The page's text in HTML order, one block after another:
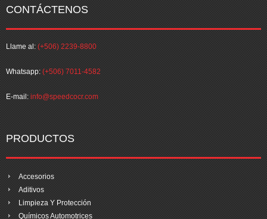
CONTÁCTENOS
Llame al: (+506) 2239-8800
Whatsapp: (+506) 7011-4582
E-mail: info@speedcocr.com
PRODUCTOS
Accesorios
Aditivos
Limpieza Y Protección
Químicos Automotrices